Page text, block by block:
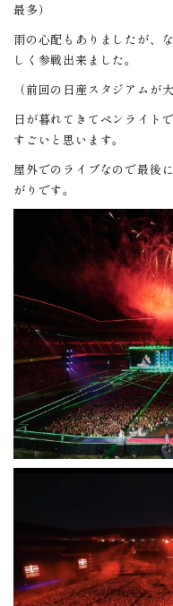
最多）
雨の心配もありましたが、
しく参戦出来ました。
（前回の日産スタジアムが
日が暮れてきてペンライト
すごいと思います。
屋外でのライブなので最後
がりです。